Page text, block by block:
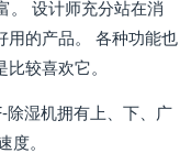
。 设计师充分站在消
用的产品。 各种功能也
较喜欢它。
除湿机拥有上、下、广
度。